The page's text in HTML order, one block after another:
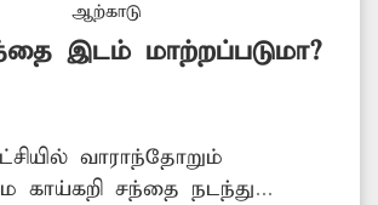
ஆற்காடு
இடம் மாற்றப்படுமா?
வாராந்தோறும்
காய்கறி சந்தை நடந்து